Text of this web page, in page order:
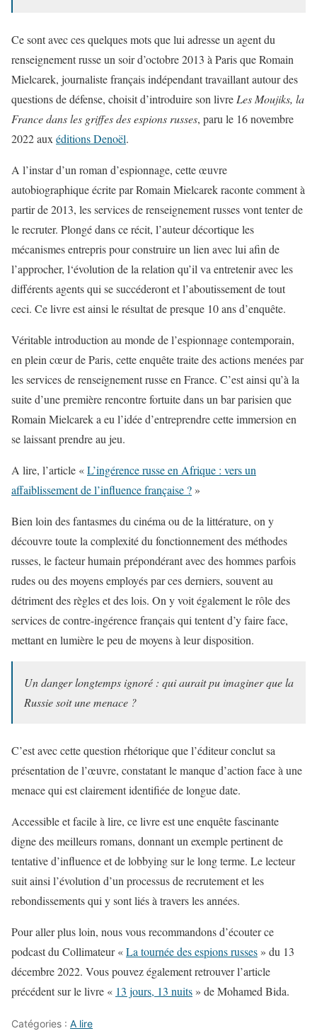
Ce sont avec ces quelques mots que lui adresse un agent du
renseignement russe un soir d’octobre 2013 à Paris que Romain
Mielcarek, journaliste français indépendant travaillant autour des
questions de défense, choisit d’introduire son livreLes Moujiks, la
France dans les griffes des espions russes, paru le 16 novembre
2022 auxéditions Denoël.
A l’instar d’un roman d’espionnage, cette œuvre
autobiographique écrite par Romain Mielcarek raconte comment à
partir de 2013, les services de renseignement russes vont tenter de
le recruter. Plongé dans ce récit, l’auteur décortique les
mécanismes entrepris pour construire un lien avec lui afin de
l’approcher, l‘évolution de la relation qu’il va entretenir avec les
différents agents qui se succéderont et l’aboutissement de tout
ceci. Ce livre est ainsi le résultat de presque 10 ans d’enquête.
Véritable introduction au monde de l’espionnage contemporain,
en plein cœur de Paris, cette enquête traite des actions menées par
les services de renseignement russe en France. C’est ainsi qu’à la
suite d’une première rencontre fortuite dans un bar parisien que
Romain Mielcarek a eu l’idée d’entreprendre cette immersion en
se laissant prendre au jeu.
A lire, l’article «L’ingérence russe en Afrique : vers un
affaiblissement de l’influence française ? »
Bien loin des fantasmes du cinéma ou de la littérature, on y
découvre toute la complexité du fonctionnement des méthodes
russes, le facteur humain prépondérant avec des hommes parfois
rudes ou des moyens employés par ces derniers, souvent au
détriment des règles et des lois. On y voit également le rôle des
services de contre-ingérence français qui tentent d’y faire face,
mettant en lumière le peu de moyens à leur disposition.
Un danger longtemps ignoré : qui aurait pu imaginer que la
Russie soit une menace ?
C’est avec cette question rhétorique que l’éditeur conclut sa
présentation de l’œuvre, constatant le manque d’action face à une
menace qui est clairement identifiée de longue date.
Accessible et facile à lire, ce livre est une enquête fascinante
digne des meilleurs romans, donnant un exemple pertinent de
tentative d’influence et de lobbying sur le long terme. Le lecteur
suit ainsi l’évolution d’un processus de recrutement et les
rebondissements qui y sont liés à travers les années.
Pour aller plus loin, nous vous recommandons d’écouter ce
podcast du Collimateur «La tournée des espions russes » du 13
décembre 2022. Vous pouvez également retrouver l’article
précédent sur le livre « 13 jours, 13 nuits » de Mohamed Bida.
Catégories : A lire